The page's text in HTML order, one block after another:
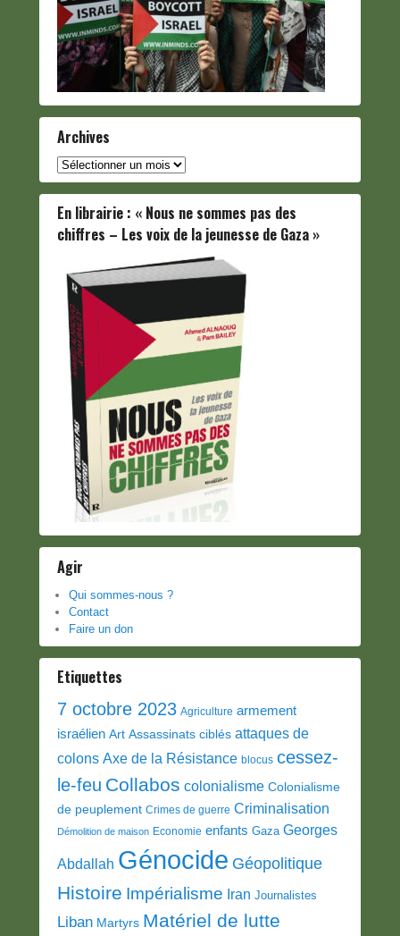
Archives
Archives
En librairie : « Nous ne sommes pas des
chiffres – Les voix de la jeunesse de Gaza »
Agir
Qui sommes-nous ?
Contact
Faire un don
Etiquettes
7 octobre 2023 Agriculture armement
israélien Art Assassinats ciblés attaques de
colons Axe de la Résistance blocus cessez-
le-feu Collabos colonialisme Colonialisme
de peuplement Crimes de guerre Criminalisation
Démolition de maison Economie enfants Gaza Georges
Abdallah Génocide Géopolitique
Histoire Impérialisme Iran Journalistes
Liban Martyrs Matériel de lutte